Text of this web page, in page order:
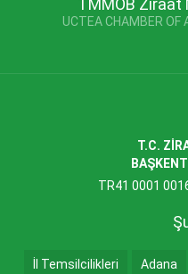
UCTEA CHAMBER OF
T.C.
TR41 0001
İl Temsilcilikleri Adana